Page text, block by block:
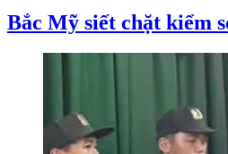
Bắc Mỹ siết chặt kiểm